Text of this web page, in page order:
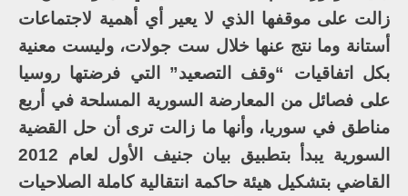
زالت على موقفها الذي لا يعير أي أهمية لاجتماعات
أستانة وما نتج عنها خلال ست جولات، وليست معنية
بكل اتفاقيات “وقف التصعيد” التي فرضتها روسيا
على فصائل من المعارضة السورية المسلحة في أربع
مناطق في سوريا، وأنها ما زالت ترى أن حل القضية
السورية يبدأ بتطبيق بيان جنيف الأول لعام 2012
القاضي بتشكيل هيئة حاكمة انتقالية كاملة الصلاحيات